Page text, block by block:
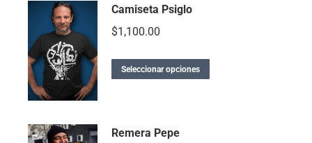
Camiseta Psiglo
$1,100.00
Seleccionar opciones
Remera Pepe